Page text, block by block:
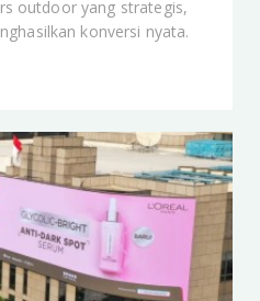
outdoor yang strategis,
konversi nyata.